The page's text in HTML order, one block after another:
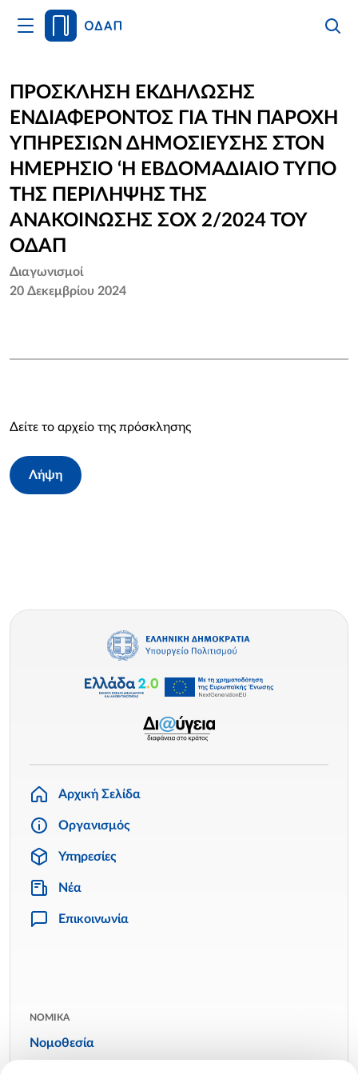
Άνοιγμα
Κυρίως
Αρχική
Οργανισμός
Υπηρεσίες
Νέα
Επικοινωνία
ΠΡΟΣΚΛΗΣΗ ΕΚΔΗΛΩΣΗΣ
ΕΝΔΙΑΦΕΡΟΝΤΟΣ ΓΙΑ ΤΗΝ ΠΑΡΟΧΗ
ΥΠΗΡΕΣΙΩΝ ΔΗΜΟΣΙΕΥΣΗΣ ΣΤΟΝ
ΗΜΕΡΗΣΙΟ ‘Η ΕΒΔΟΜΑΔΙΑΙΟ ΤΥΠΟ
ΤΗΣ ΠΕΡΙΛΗΨΗΣ ΤΗΣ
ΑΝΑΚΟΙΝΩΣΗΣ ΣΟΧ 2/2024 ΤΟΥ
ΟΔΑΠ
Διαγωνισμοί
20 Δεκεμβρίου 2024
Δείτε το αρχείο της πρόσκλησης
Λήψη
Αρχική Σελίδα
Οργανισμός
Υπηρεσίες
Νέα
Επικοινωνία
ΝΟΜΙΚΑ
Νομοθεσία